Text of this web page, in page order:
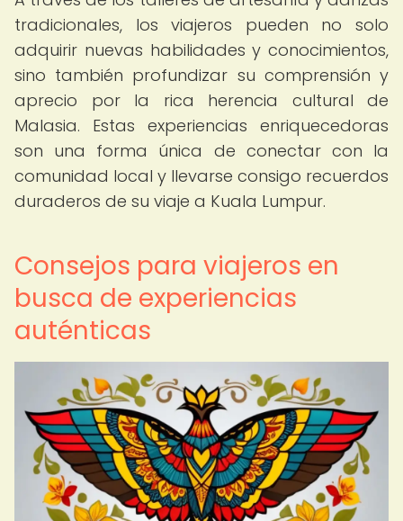
tradicionales, los viajeros pueden no solo
adquirir nuevas habilidades y conocimientos,
sino también profundizar su comprensión y
aprecio por la rica herencia cultural de
Malasia. Estas experiencias enriquecedoras
son una forma única de conectar con la
comunidad local y llevarse consigo recuerdos
duraderos de su viaje a Kuala Lumpur.
Consejos para viajeros en
busca de experiencias
auténticas